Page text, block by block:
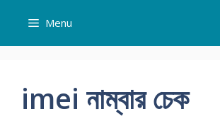
content
Menu
imei নাম্বার চেক